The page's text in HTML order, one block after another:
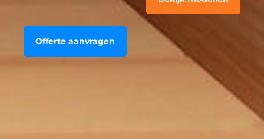
Offerte aanvragen